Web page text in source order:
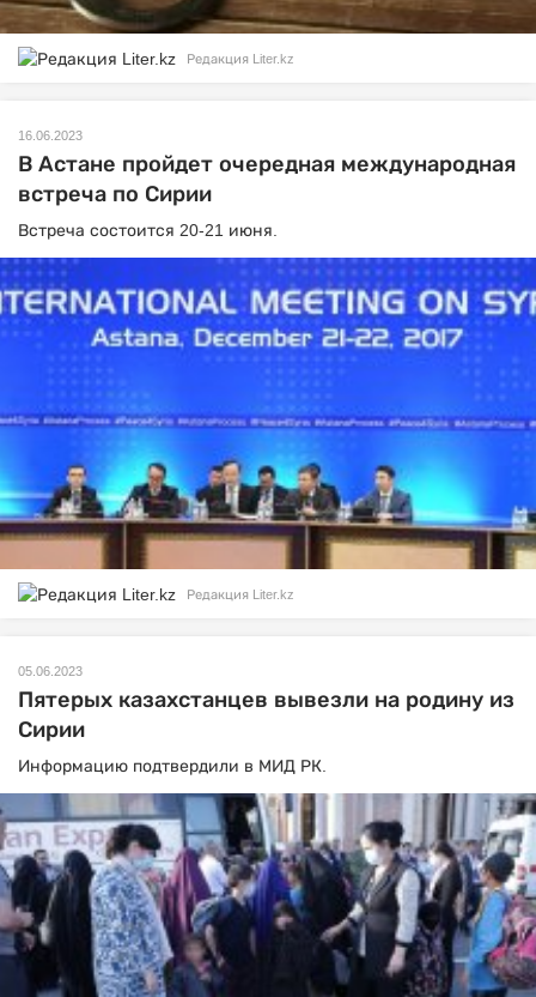
Редакция Liter.kz
16.06.2023
В Астане пройдет очередная международная
встреча по Сирии
Встреча состоится 20-21 июня.
Редакция Liter.kz
05.06.2023
Пятерых казахстанцев вывезли на родину из
Сирии
Информацию подтвердили в МИД РК.